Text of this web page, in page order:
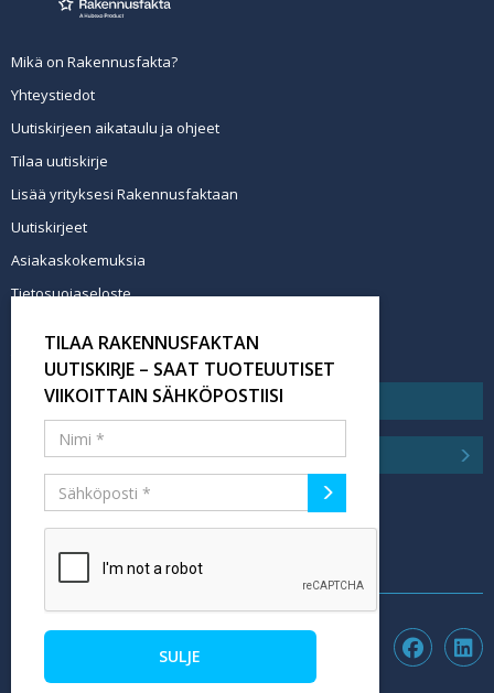
Mikä on Rakennusfakta?
Yhteystiedot
Uutiskirjeen aikataulu ja ohjeet
Tilaa uutiskirje
Lisää yrityksesi Rakennusfaktaan
Uutiskirjeet
Asiakaskokemuksia
Tietosuojaseloste
Tilaa uutiskirje
TILAA RAKENNUSFAKTAN
UUTISKIRJE – SAAT TUOTEUUTISET
VIIKOITTAIN SÄHKÖPOSTIISI
SULJE